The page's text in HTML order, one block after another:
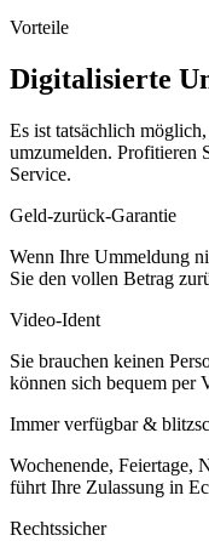
Vorteile
Digitalisierte
Es ist tatsächlich
umzumelden. Profitieren
Service.
Geld-zurück-Garantie
Wenn Ihre Ummeldung
Sie den vollen Betrag
Video-Ident
Sie brauchen keinen
können sich bequem per
Immer verfügbar &
Wochenende, Feiertage,
führt Ihre Zulassung in
Rechtssicher